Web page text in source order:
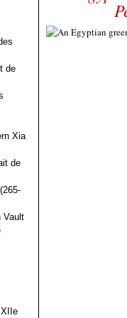
de
Xia
de
Vault